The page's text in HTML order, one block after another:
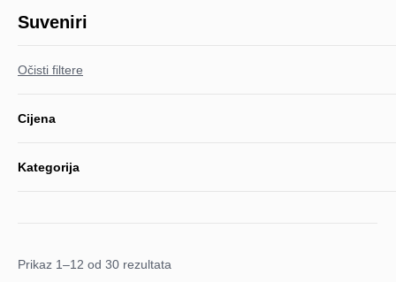
Suveniri
Očisti filtere
Cijena
Kategorija
Prikaz 1–12 od 30 rezultata